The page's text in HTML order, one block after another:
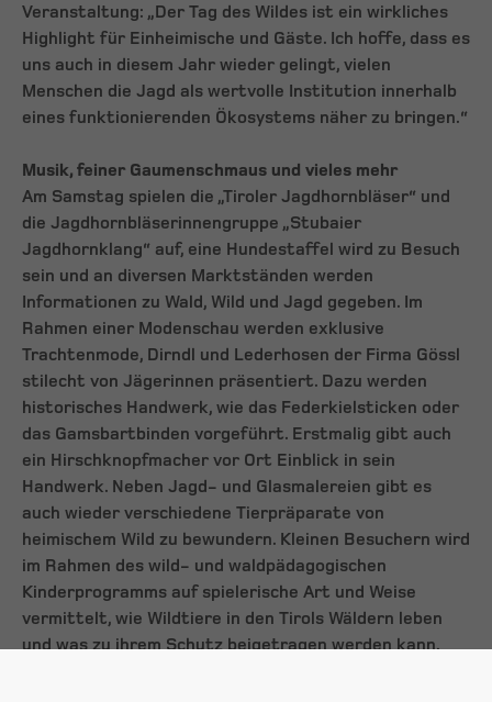
Veranstaltung: „Der Tag des Wildes ist ein wirkliches
Highlight für Einheimische und Gäste. Ich hoffe, dass es
uns auch in diesem Jahr wieder gelingt, vielen
Menschen die Jagd als wertvolle Institution innerhalb
eines funktionierenden Ökosystems näher zu bringen.“
Musik, feiner Gaumenschmaus und vieles mehr
Am Samstag spielen die „Tiroler Jagdhornbläser“ und
die Jagdhornbläserinnengruppe „Stubaier
Jagdhornklang“ auf, eine Hundestaffel wird zu Besuch
sein und an diversen Marktständen werden
Informationen zu Wald, Wild und Jagd gegeben. Im
Rahmen einer Modenschau werden exklusive
Trachtenmode, Dirndl und Lederhosen der Firma Gössl
stilecht von Jägerinnen präsentiert. Dazu werden
historisches Handwerk, wie das Federkielsticken oder
das Gamsbartbinden vorgeführt. Erstmalig gibt auch
ein Hirschknopfmacher vor Ort Einblick in sein
Handwerk. Neben Jagd- und Glasmalereien gibt es
auch wieder verschiedene Tierpräparate von
heimischem Wild zu bewundern. Kleinen Besuchern wird
im Rahmen des wild- und waldpädagogischen
Kinderprogramms auf spielerische Art und Weise
vermittelt, wie Wildtiere in den Tirols Wäldern leben
und was zu ihrem Schutz beigetragen werden kann.